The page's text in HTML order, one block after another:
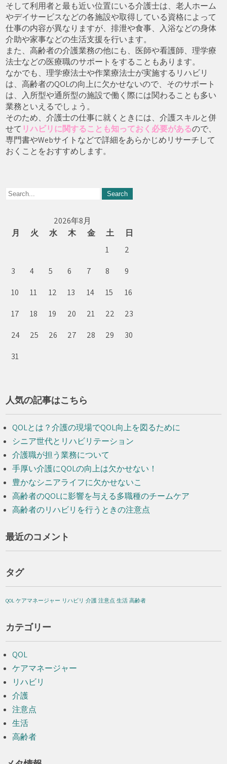
そして利用者と最も近い位置にいる介護士は、老人ホーム
やデイサービスなどの各施設や取得している資格によって
仕事の内容が異なりますが、排泄や食事、入浴などの身体
介助や家事などの生活支援を行います。
また、高齢者の介護業務の他にも、医師や看護師、理学療
法士などの医療職のサポートをすることもあります。
なかでも、理学療法士や作業療法士が実施するリハビリ
は、高齢者のQOLの向上に欠かせないので、そのサポート
は、入所型や通所型の施設で働く際には関わることも多い
業務といえるでしょう。
そのため、介護士の仕事に就くときには、介護スキルと併
せて リハビリに関することも知っておく必要があるので、
専門書やWebサイトなどで詳細をあらかじめリサーチして
おくことをおすすめします。
2026年8月
月
火 水 木 金 土
日
1
2
3
4 5 6 7 8
9
10
11 12 13 14 15
16
17
18 19 20 21 22
23
24
25 26 27 28 29
30
31
人気の記事はこちら
QOLとは？介護の現場でQOL向上を図るために
シニア世代とリハビリテーション
介護職が担う業務について
手厚い介護にQOLの向上は欠かせない！
豊かなシニアライフに欠かせないこ
高齢者のQOLに影響を与える多職種のチームケア
高齢者のリハビリを行うときの注意点
最近のコメント
タグ
QOL ケアマネージャー リハビリ 介護 注意点 生活 高齢者
カテゴリー
QOL
ケアマネージャー
リハビリ
介護
注意点
生活
高齢者